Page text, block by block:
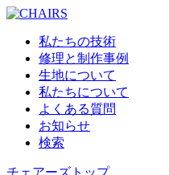
私たちの技術
修理と制作事例
生地について
私たちについて
よくある質問
お知らせ
検索
チェアーズトップ